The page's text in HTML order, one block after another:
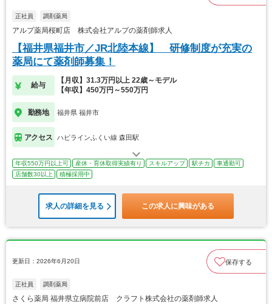
正社員 調剤薬局
アルプ薬局桜町店 株式会社アルプの薬剤師求人
【福井県福井市／JR北陸本線】 研修制度が充実の
薬局にて薬剤師募集！
給与
【月収】31.3万円以上 22歳～モデル
【年収】450万円～550万円
勤務地 福井県 福井市
アクセス ハピラインふくい線 森田駅
年収550万円以上可 産休・育休取得実績有り スキルアップ 駅チカ
車通勤可
店舗数30以上
積極採用中
求人の詳細を見る この求人に興味がある
更新日：2026年6月20日 保存する
正社員 調剤薬局
さくら薬局 福井県立病院前店 クラフト株式会社の薬剤師求人